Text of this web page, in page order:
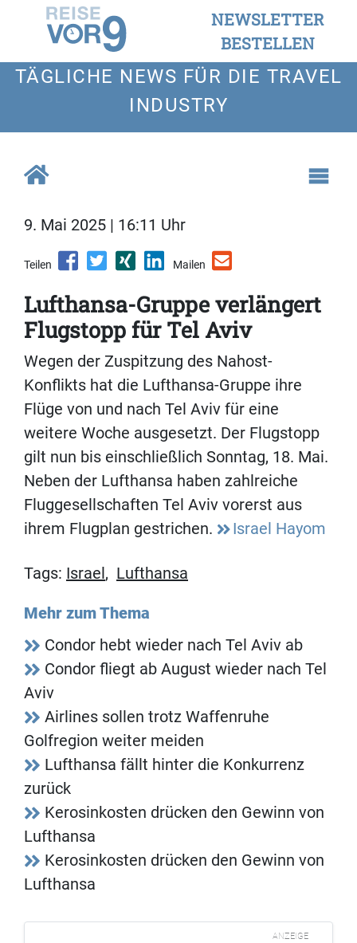
NEWSLETTER
BESTELLEN
TÄGLICHE NEWS FÜR DIE TRAVEL
INDUSTRY
9. Mai 2025 | 16:11 Uhr
Teilen Mailen
Lufthansa-Gruppe verlängert
Flugstopp für Tel Aviv
Wegen der Zuspitzung des Nahost-
Konflikts hat die Lufthansa-Gruppe ihre
Flüge von und nach Tel Aviv für eine
weitere Woche ausgesetzt. Der Flugstopp
gilt nun bis einschließlich Sonntag, 18. Mai.
Neben der Lufthansa haben zahlreiche
Fluggesellschaften Tel Aviv vorerst aus
ihrem Flugplan gestrichen.
Israel Hayom
Tags: Israel , Lufthansa
Mehr zum Thema
Condor hebt wieder nach Tel Aviv ab
Condor fliegt ab August wieder nach Tel
Aviv
Airlines sollen trotz Waffenruhe
Golfregion weiter meiden
Lufthansa fällt hinter die Konkurrenz
zurück
Kerosinkosten drücken den Gewinn von
Lufthansa
Kerosinkosten drücken den Gewinn von
Lufthansa
ANZEIGE